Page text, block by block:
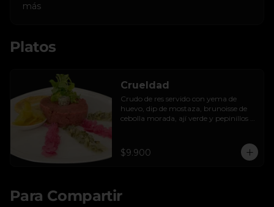
más
Platos
Crueldad
Crudo de res servido con yema de
huevo, dip de mostaza, brunoisse de
cebolla morada, ají verde y pepinillos
$9.900
Para Compartir